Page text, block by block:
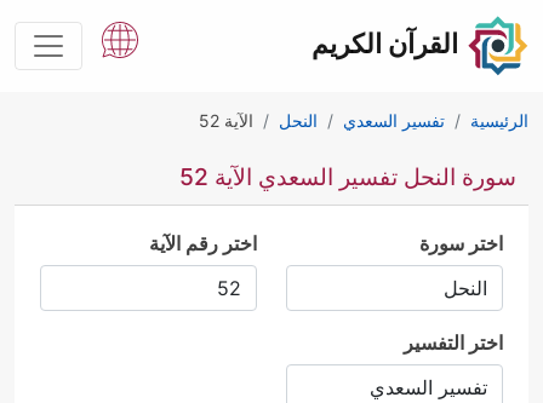
القرآن الكريم
الرئيسية تفسير السعدي النحل الآية 52
سورة النحل تفسير السعدي الآية 52
اختر سورة اختر رقم الآية
اختر التفسير